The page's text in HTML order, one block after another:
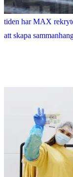
MAX Burgers och
tiden har MAX
att skapa